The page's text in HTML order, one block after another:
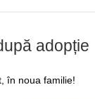
adopție
în noua familie!